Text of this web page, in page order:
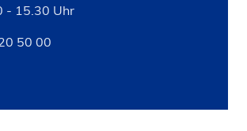
- 15.30 Uhr
50 00